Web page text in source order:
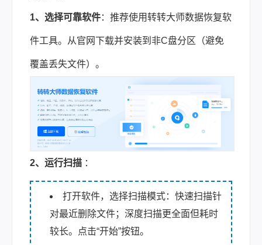
1、选择可靠软件：推荐使用转转大师数据恢复软
件工具。从官网下载并安装到非C盘分区（避免
覆盖丢失文件）。
2、运行扫描 ：
打开软件， 选择扫描模式：快速扫描针
对最近删除文件；深度扫描更全面但耗时
较长。点击“开始”按钮。